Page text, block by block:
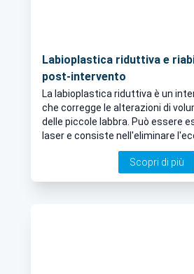
Labioplastica riduttiva e
post-intervento
La labioplastica riduttiva è un
che corregge le alterazioni di
delle piccole labbra. Può essere
laser e consiste nell'eliminare
e dare forma a quello rimanente.
questo argomento nel seguente
Scopri di più